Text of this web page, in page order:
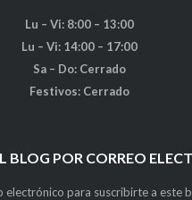
Lu – Vi: 8:00 – 13:00
Lu – Vi: 14:00 – 17:00
Sa – Do: Cerrado
Festivos: Cerrado
BLOG POR CORREO
electrónico para suscribirte a este